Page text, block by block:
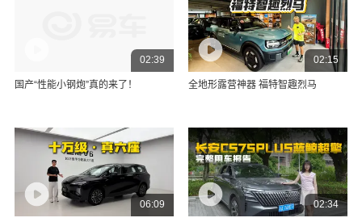
02:39
国产“性能小钢炮”真的来了！
02:15
全地形露营神器 福特智趣烈马
06:09 02:34